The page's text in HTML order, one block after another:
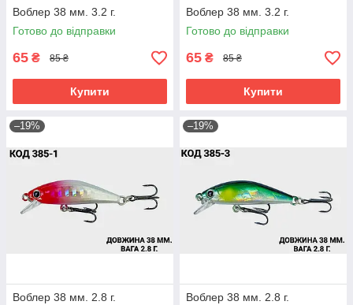
Воблер 38 мм. 3.2 г.
Готово до відправки
65 ₴ 85 ₴
Купити
Воблер 38 мм. 3.2 г.
Готово до відправки
65 ₴ 85 ₴
Купити
–19%
Воблер 38 мм. 2.8 г.
–19%
Воблер 38 мм. 2.8 г.